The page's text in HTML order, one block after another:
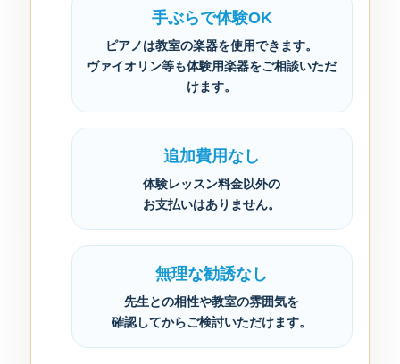
手ぶらで体験OK
ピアノは教室の楽器を使用できます。
ヴァイオリン等も体験用楽器をご相談いただ
けます。
追加費用なし
体験レッスン料金以外の
お支払いはありません。
無理な勧誘なし
先生との相性や教室の雰囲気を
確認してからご検討いただけます。